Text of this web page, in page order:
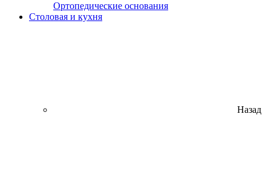
Ортопедические основания
Столовая и кухня
Назад